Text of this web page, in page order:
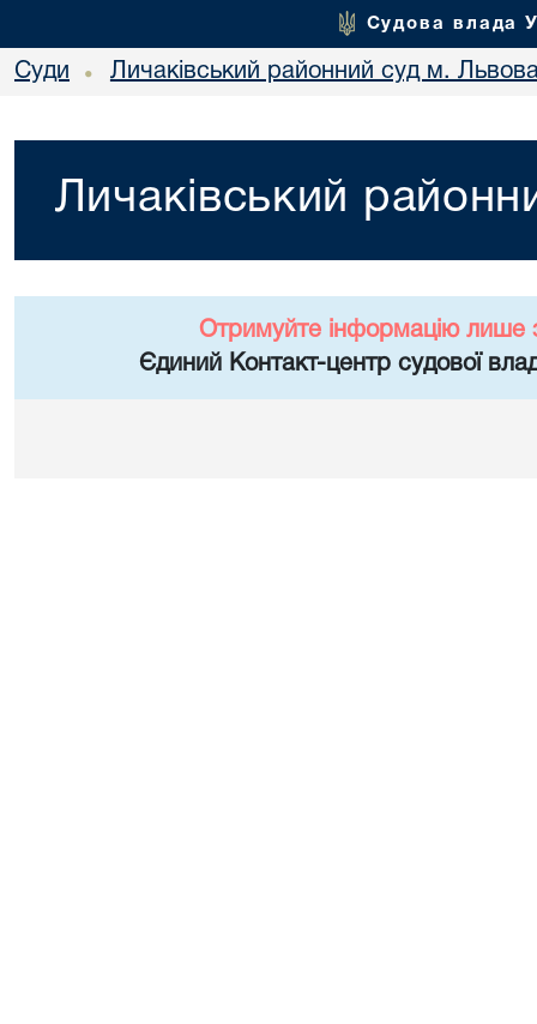
Судова влада
Суди • Личаківський районний суд м.
Личаківський
Отримуйте інформацію лише
Єдиний Контакт-центр судової